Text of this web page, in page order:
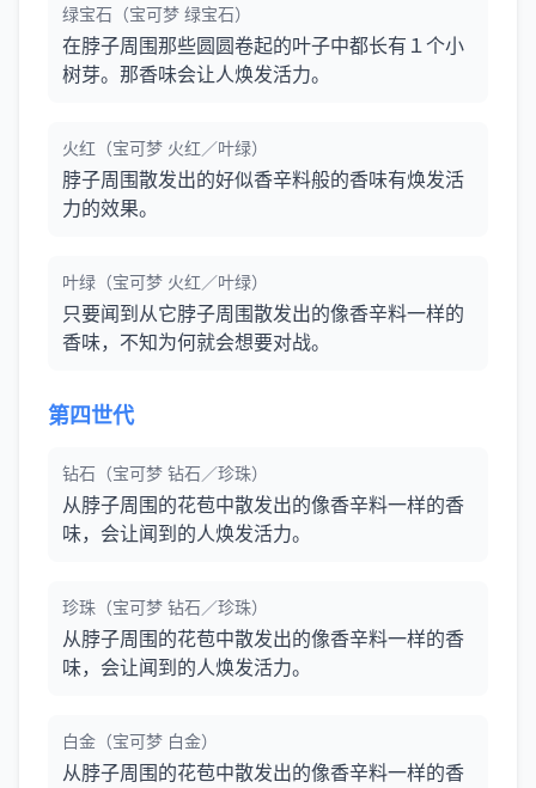
绿宝石（宝可梦 绿宝石）
在脖子周围那些圆圆卷起的叶子中都长有１个小
树芽。那香味会让人焕发活力。
火红（宝可梦 火红／叶绿）
脖子周围散发出的好似香辛料般的香味有焕发活
力的效果。
叶绿（宝可梦 火红／叶绿）
只要闻到从它脖子周围散发出的像香辛料一样的
香味，不知为何就会想要对战。
第四世代
钻石（宝可梦 钻石／珍珠）
从脖子周围的花苞中散发出的像香辛料一样的香
味，会让闻到的人焕发活力。
珍珠（宝可梦 钻石／珍珠）
从脖子周围的花苞中散发出的像香辛料一样的香
味，会让闻到的人焕发活力。
白金（宝可梦 白金）
从脖子周围的花苞中散发出的像香辛料一样的香